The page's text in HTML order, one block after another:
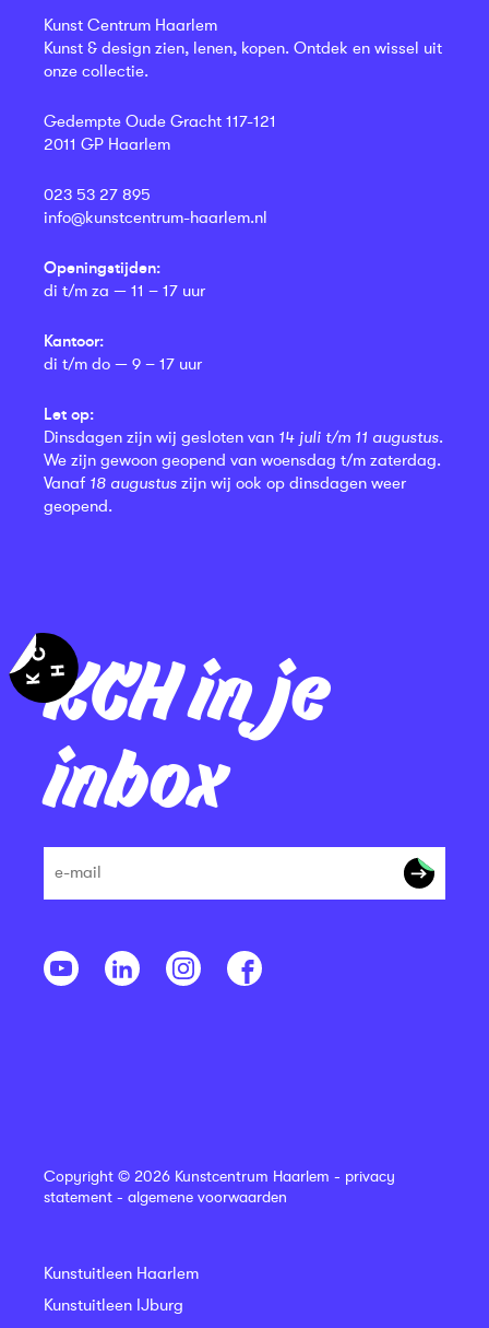
KCH in je
inbox
Kunst Centrum Haarlem
Kunst & design zien, lenen, kopen. Ontdek en wissel uit
onze collectie.
Gedempte Oude Gracht 117-121
2011 GP Haarlem
023 53 27 895
info@kunstcentrum-haarlem.nl
Openingstijden:
di t/m za — 11 – 17 uur
Kantoor:
di t/m do — 9 – 17 uur
Let op:
Dinsdagen zijn wij gesloten van 14 juli t/m 11 augustus.
We zijn gewoon geopend van woensdag t/m zaterdag.
Vanaf 18 augustus zijn wij ook op dinsdagen weer
geopend.
Copyright © 2026 Kunstcentrum Haarlem - privacy
statement - algemene voorwaarden
Kunstuitleen Haarlem
Kunstuitleen IJburg